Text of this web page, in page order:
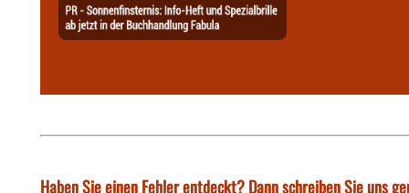
Haben Sie einen Fehler entdeckt? Dann schreiben Sie uns